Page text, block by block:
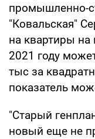
промышленно-
"Ковальская"
на квартиры
2021 году
тыс за
показатель
"Старый
новый еще не